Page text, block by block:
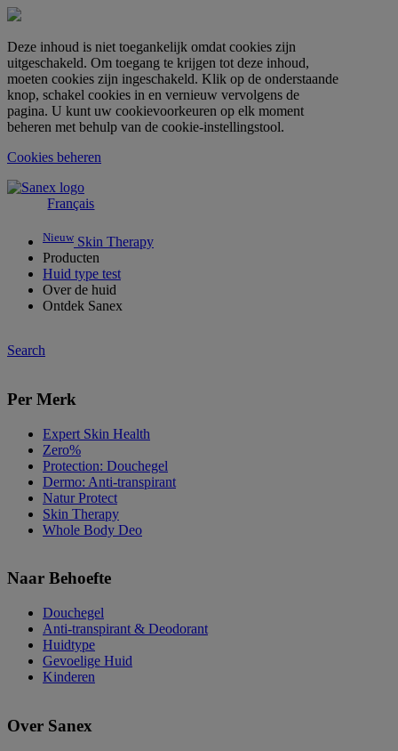
Deze inhoud is niet toegankelijk omdat cookies zijn
uitgeschakeld. Om toegang te krijgen tot deze inhoud,
moeten cookies zijn ingeschakeld. Klik op de onderstaande
knop, schakel cookies in en vernieuw vervolgens de
pagina. U kunt uw cookievoorkeuren op elk moment
beheren met behulp van de cookie-instellingstool.
Cookies beheren
Français
Nieuw Skin Therapy
Producten
Huid type test
Over de huid
Ontdek Sanex
Search
Per Merk
Expert Skin Health
Zero%
Protection: Douchegel
Dermo: Anti-transpirant
Natur Protect
Skin Therapy
Whole Body Deo
Naar Behoefte
Douchegel
Anti-transpirant & Deodorant
Huidtype
Gevoelige Huid
Kinderen
Over Sanex